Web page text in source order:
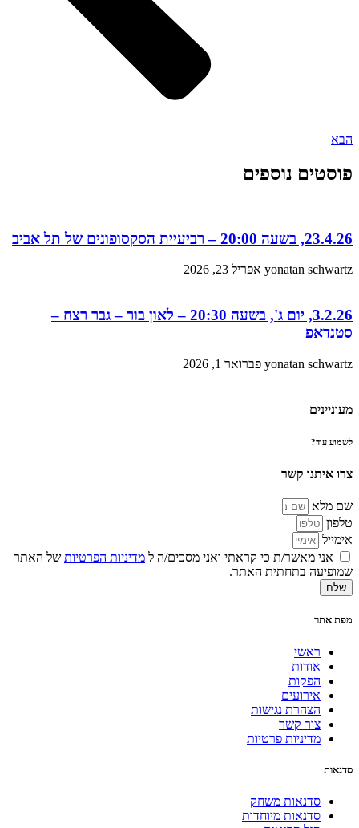
הבא
פוסטים נוספים
23.4.26, בשעה 20:00 – רביעיית הסקסופונים של תל אביב
yonatan schwartz אפריל 23, 2026
3.2.26, יום ג', בשעה 20:30 – לאון בור – גבר רצח –
סטנדאפ
yonatan schwartz פברואר 1, 2026
מעוניינים
לשמוע עוד?
צרו איתנו קשר
שם מלא
טלפון
אימייל
אני מאשר/ת כי קראתי ואני מסכים/ה ל מדיניות הפרטיות של האתר
שמופיעה בתחתית האתר.
שלח
מפת אתר
ראשי
אודות
הפקות
אירועים
הצהרת נגישות
צור קשר
מדיניות פרטיות
סדנאות
סדנאות משחק
סדנאות מיוחדות